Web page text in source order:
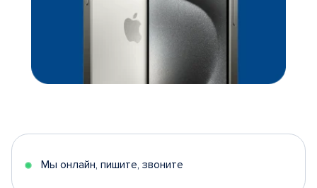
Мы онлайн, пишите, звоните